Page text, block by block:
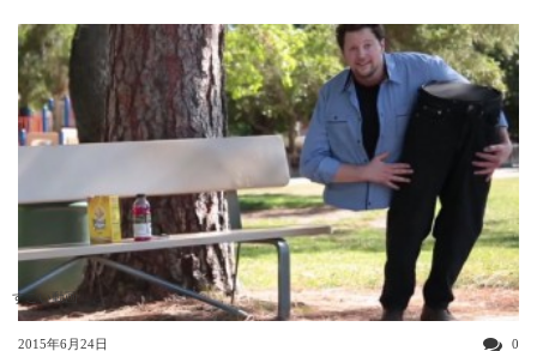
すごい動画
2015年6月24日 0